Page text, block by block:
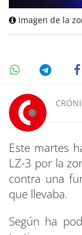
Imagen de la
Este martes
LZ-3 por la
contra una
que llevaba.
Según ha